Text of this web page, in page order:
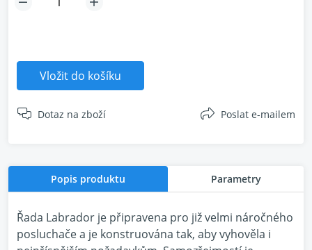
Vložit do košíku
Dotaz na zboží Poslat e-mailem
Popis produktu Parametry
Řada Labrador je připravena pro již velmi náročného
posluchače a je konstruována tak, aby vyhověla i